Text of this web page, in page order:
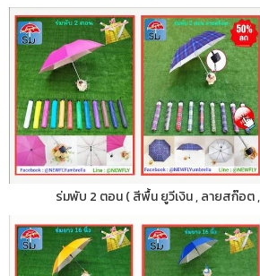
ร่มพับ 2 ตอน ( สีพื้น ยูวีเงิน , ลายสก๊อต